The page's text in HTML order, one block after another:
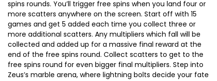
spins rounds. You’ll trigger free spins when you land four or
more scatters anywhere on the screen. Start off with 15
games and get 5 added each time you collect three or
more additional scatters. Any multipliers which fall will be
collected and added up for a massive final reward at the
end of the free spins round. Collect scatters to get to the
free spins round for even bigger final multipliers. Step into
Zeus’s marble arena, where lightning bolts decide your fate